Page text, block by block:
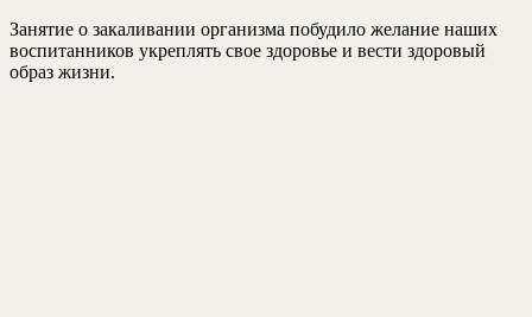
Занятие о закаливании организма побудило желание наших
воспитанников укреплять свое здоровье и вести здоровый
образ жизни.